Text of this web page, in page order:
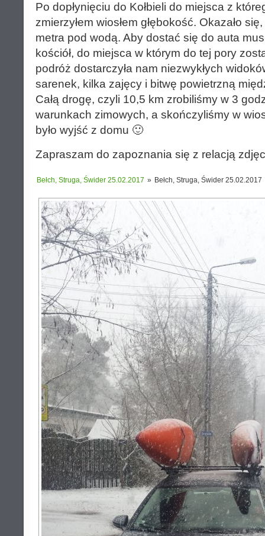
Po dopłynięciu do Kołbieli do miejsca z
zmierzyłem wiosłem głębokość. Okazało
metra pod wodą. Aby dostać się do auta
kościół, do miejsca w którym do tej pory
podróż dostarczyła nam niezwykłych
sarenek, kilka zajęcy i bitwę powietrzną
Całą drogę, czyli 10,5 km zrobiliśmy w 3
warunkach zimowych, a skończyliśmy w
było wyjść z domu 🙂
Zapraszam do zapoznania się z relacją
Bełch, Struga, Świder 25.02.2017 » Bełch, Struga, Świder 25.02.2017